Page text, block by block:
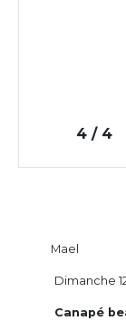
4 / 4
Mael
Canapé
Dimanche